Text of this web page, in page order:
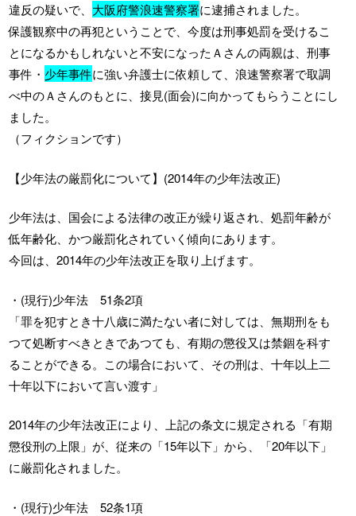
違反の疑いで、 大阪府警浪速警察署に逮捕されました。
保護観察中の再犯ということで、今度は刑事処罰を受けるこ
とになるかもしれないと不安になったＡさんの両親は、刑事
事件・ 少年事件に強い弁護士に依頼して、浪速警察署で取調
べ中のＡさんのもとに、接見(面会)に向かってもらうことにし
ました。
（フィクションです）
【少年法の厳罰化について】(2014年の少年法改正)
少年法は、国会による法律の改正が繰り返され、処罰年齢が
低年齢化、かつ厳罰化されていく傾向にあります。
今回は、2014年の少年法改正を取り上げます。
・(現行)少年法 51条2項
「罪を犯すとき十八歳に満たない者に対しては、無期刑をも
つて処断すべきときであつても、有期の懲役又は禁錮を科す
ることができる。この場合において、その刑は、十年以上二
十年以下において言い渡す」
2014年の少年法改正により、上記の条文に規定される「有期
懲役刑の上限」が、従来の「15年以下」から、「20年以下」
に厳罰化されました。
・(現行)少年法 52条1項